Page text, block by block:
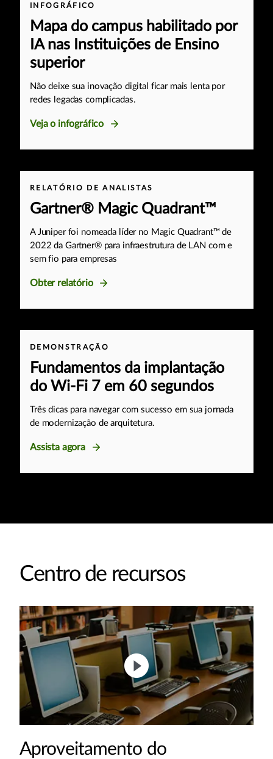
INFOGRÁFICO
Mapa do campus habilitado por
IA nas Instituições de Ensino
superior
Não deixe sua inovação digital ficar mais lenta por
redes legadas complicadas.
Veja o infográfico
RELATÓRIO DE ANALISTAS
Gartner® Magic Quadrant™
A Juniper foi nomeada líder no Magic Quadrant™ de
2022 da Gartner® para infraestrutura de LAN com e
sem fio para empresas
Obter relatório
DEMONSTRAÇÃO
Fundamentos da implantação
do Wi-Fi 7 em 60 segundos
Três dicas para navegar com sucesso em sua jornada
de modernização de arquitetura.
Assista agora
Centro de recursos
Aproveitamento do